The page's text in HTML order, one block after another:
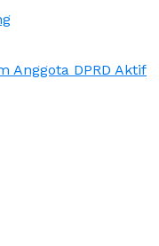
Anggota DPRD Aktif